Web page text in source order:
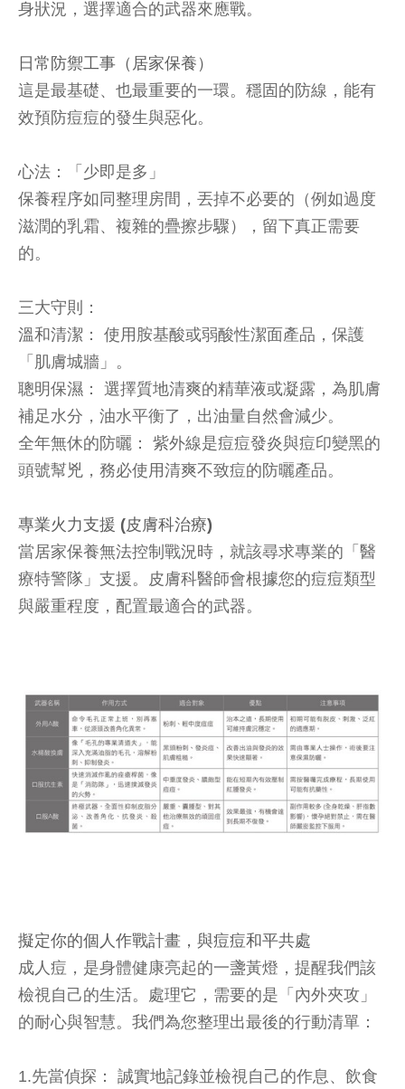
身狀況，選擇適合的武器來應戰。
日常防禦工事（居家保養）
這是最基礎、也最重要的一環。穩固的防線，能有
效預防痘痘的發生與惡化。
心法：「少即是多」
保養程序如同整理房間，丟掉不必要的（例如過度
滋潤的乳霜、複雜的疊擦步驟），留下真正需要
的。
三大守則：
溫和清潔： 使用胺基酸或弱酸性潔面產品，保護
「肌膚城牆」。
聰明保濕： 選擇質地清爽的精華液或凝露，為肌膚
補足水分，油水平衡了，出油量自然會減少。
全年無休的防曬： 紫外線是痘痘發炎與痘印變黑的
頭號幫兇，務必使用清爽不致痘的防曬產品。
專業火力支援 (皮膚科治療)
當居家保養無法控制戰況時，就該尋求專業的「醫
療特警隊」支援。皮膚科醫師會根據您的痘痘類型
與嚴重程度，配置最適合的武器。
擬定你的個人作戰計畫，與痘痘和平共處
成人痘，是身體健康亮起的一盞黃燈，提醒我們該
檢視自己的生活。處理它，需要的是「內外夾攻」
的耐心與智慧。我們為您整理出最後的行動清單：
1.先當偵探： 誠實地記錄並檢視自己的作息、飲食